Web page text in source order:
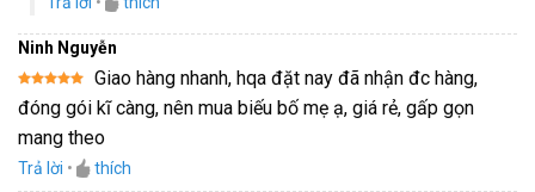
Ninh Nguyễn
Được xếp
hạng5 5
Giao hàng nhanh, hqa đặt nay đã nhận đc hàng,
đóng gói kĩ càng, nên mua biếu bố mẹ ạ, giá rẻ, gấp gọn
mang theo
Trả lời •
thích